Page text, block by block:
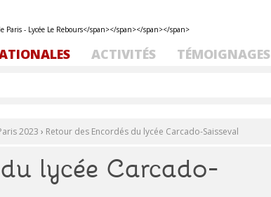
ACTIVITÉS TÉMOIGNAGES
2023 › Retour des Encordés du lycée Carcado-Saisseval
lycée Carcado-